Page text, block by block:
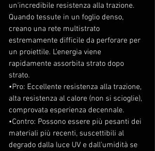
un'incredibile resistenza alla trazione.
Quando tessute in un foglio denso,
creano una rete multistrato
estremamente difficile da perforare per
un proiettile. L'energia viene
rapidamente assorbita strato dopo
strato.
•Pro: Eccellente resistenza alla trazione,
alta resistenza al calore (non si scioglie),
comprovata esperienza decennale.
•Contro: Possono essere più pesanti dei
materiali più recenti, suscettibili al
degrado dalla luce UV e dall'umidità se